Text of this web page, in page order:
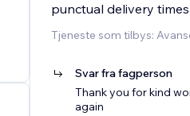
punctual delivery
Tjeneste som tilbys:
Svar fra fagperson
Thank you for kind
again